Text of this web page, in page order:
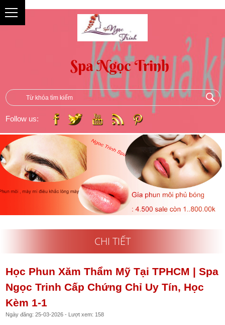
Follow us:
CHI TIẾT
Học Phun Xăm Thẩm Mỹ Tại TPHCM | Spa
Ngọc Trinh Cấp Chứng Chỉ Uy Tín, Học
Kèm 1-1
Ngày đăng: 25-03-2026 - Lượt xem: 158